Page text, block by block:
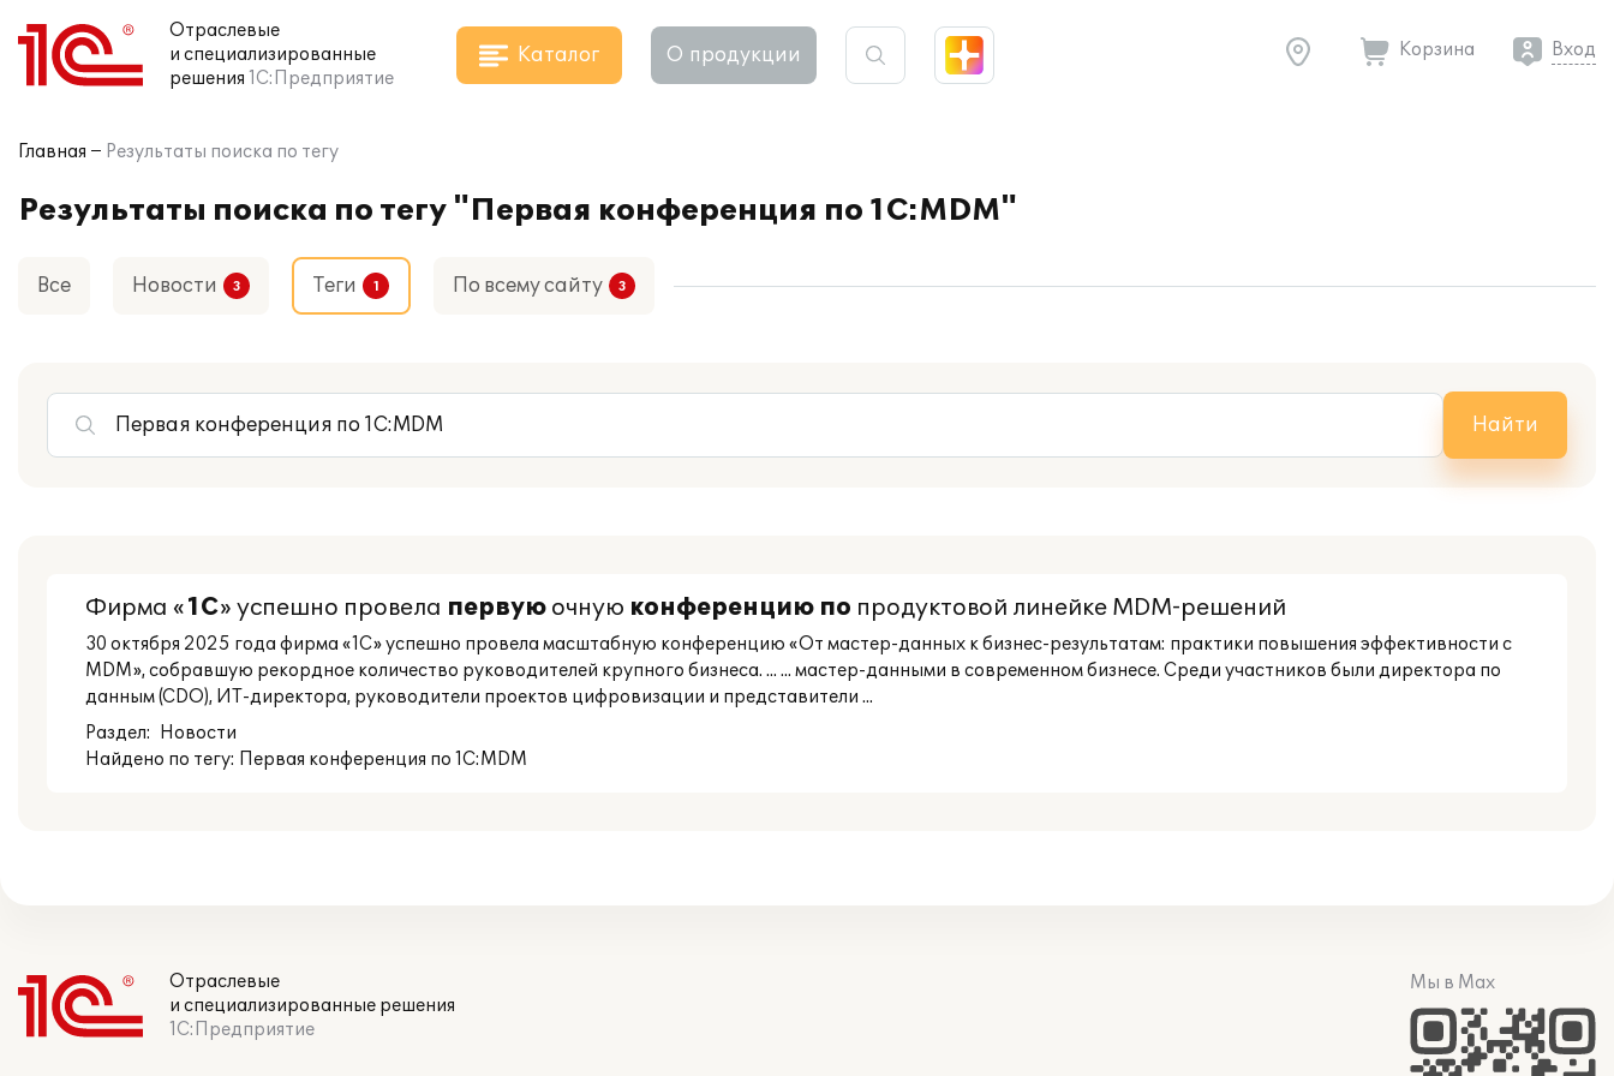
Отраслевые
и специализированные
решения 1С:Предприятие
Каталог О продукции Корзина Вход
Главная Результаты поиска по тегу
Результаты поиска по тегу "Первая конференция по 1С:MDM"
Все Новости Теги По всему сайту
Найти
Фирма «1С» успешно провела первую очную конференцию по продуктовой линейке MDM-решений
30 октября 2025 года фирма «1С» успешно провела масштабную конференцию «От мастер-данных к бизнес-результатам: практики повышения эффективности с
MDM», собравшую рекордное количество руководителей крупного бизнеса. ... ... мастер-данными в современном бизнесе. Среди участников были директора по
данным (CDO), ИТ-директора, руководители проектов цифровизации и представители ...
Раздел:
Новости
Найдено по тегу: Первая конференция по 1С:MDM
Отраслевые
и специализированные решения
1С:Предприятие
Мы в Max